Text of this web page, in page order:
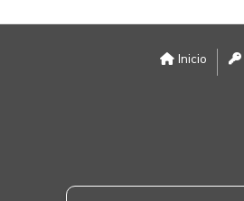
Inicio